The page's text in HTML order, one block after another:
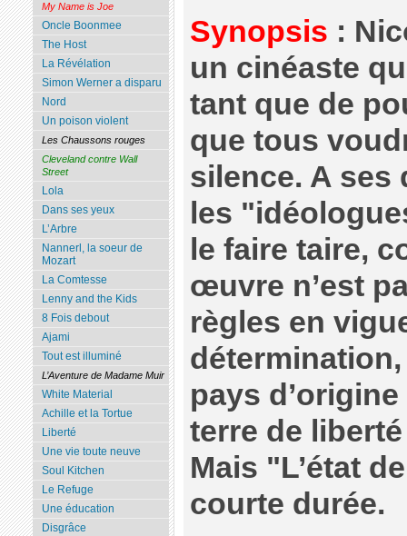
Synopsis :
un cinéaste
tant que de
que tous
silence. A ses
les
le faire taire,
œuvre n’est
règles en
pays
terre de
Mais "L’état
courte durée.
My Name is Joe
Oncle Boonmee
The Host
La Révélation
Simon Werner a disparu
Nord
Un poison violent
Les Chaussons rouges
Cleveland contre Wall
Street
Lola
Dans ses yeux
L’Arbre
Nannerl, la soeur de
Mozart
La Comtesse
Lenny and the Kids
8 Fois debout
Ajami
Tout est illuminé
L’Aventure de Madame Muir
White Material
Achille et la Tortue
Liberté
Une vie toute neuve
Soul Kitchen
Le Refuge
Une éducation
Disgrâce